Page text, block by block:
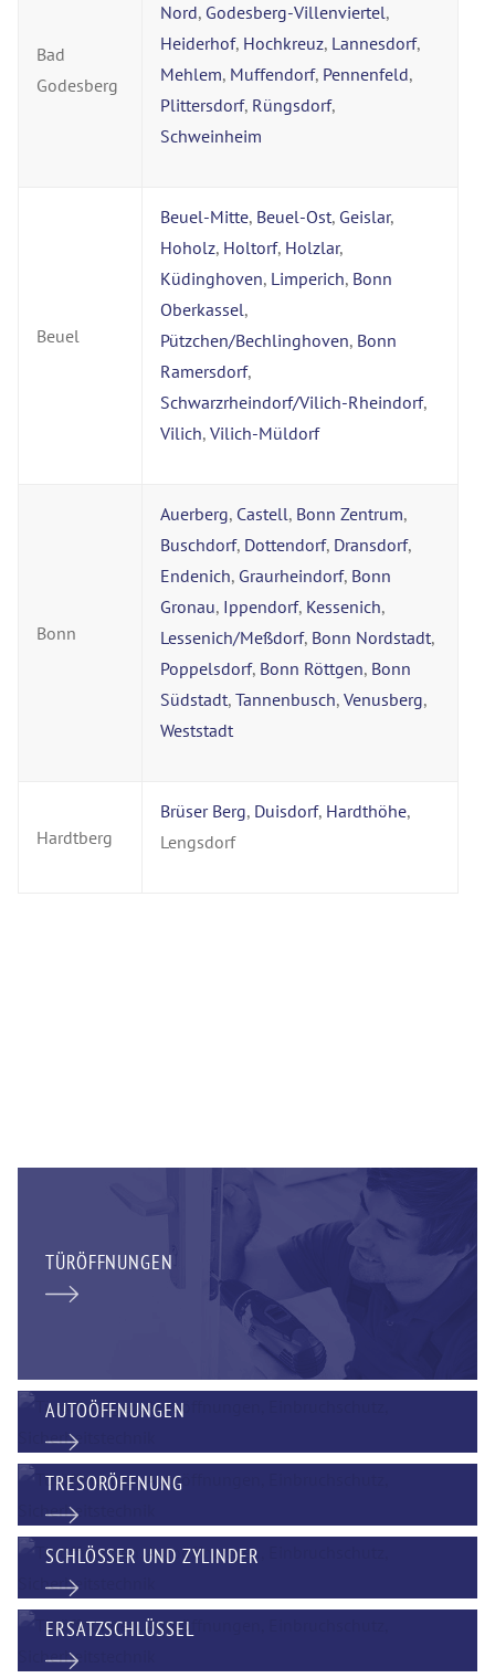
Bad
Godesberg
Nord, Godesberg-Villenviertel,
Heiderhof, Hochkreuz, Lannesdorf,
Mehlem, Muffendorf, Pennenfeld,
Plittersdorf, Rüngsdorf,
Schweinheim
Beuel
Beuel-Mitte, Beuel-Ost, Geislar,
Hoholz, Holtorf, Holzlar,
Küdinghoven, Limperich, Bonn
Oberkassel,
Pützchen/Bechlinghoven, Bonn
Ramersdorf,
Schwarzrheindorf/Vilich-Rheindorf,
Vilich, Vilich-Müldorf
Bonn
Auerberg, Castell, Bonn Zentrum,
Buschdorf, Dottendorf, Dransdorf,
Endenich, Graurheindorf, Bonn
Gronau, Ippendorf, Kessenich,
Lessenich/Meßdorf, Bonn Nordstadt,
Poppelsdorf, Bonn Röttgen, Bonn
Südstadt, Tannenbusch, Venusberg,
Weststadt
Hardtberg
Brüser Berg, Duisdorf, Hardthöhe,
Lengsdorf
TÜRÖFFNUNGEN
AUTOÖFFNUNGEN
TRESORÖFFNUNG
SCHLÖSSER UND ZYLINDER
ERSATZSCHLÜSSEL